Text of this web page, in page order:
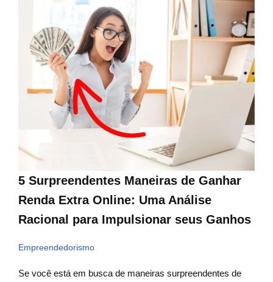
5 Surpreendentes Maneiras de Ganhar
Renda Extra Online: Uma Análise
Racional para Impulsionar seus Ganhos
Empreendedorismo
Se você está em busca de maneiras surpreendentes de